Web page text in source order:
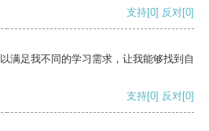
支持[0] 反对[0]
满足我不同的学习需求，让我能够找到自
支持[0] 反对[0]